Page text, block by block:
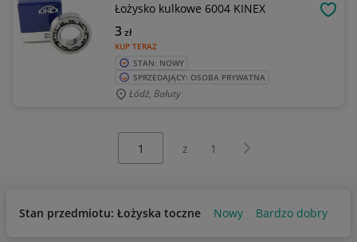
Łożysko kulkowe 6004 KINEX
KUP TERAZ
3zł
STAN: NOWY
SPRZEDAJĄCY: OSOBA PRYWATNA
Łódź, Bałuty
z 1 Następna strona
Stan przedmiotu: Łożyska toczne Nowy Bardzo dobry